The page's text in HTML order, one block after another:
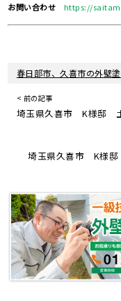
お問い合わせ
https://
春日部市、久喜市の外壁
< 前の記事
埼玉県久喜市 K様邸
埼玉県久喜市 K様